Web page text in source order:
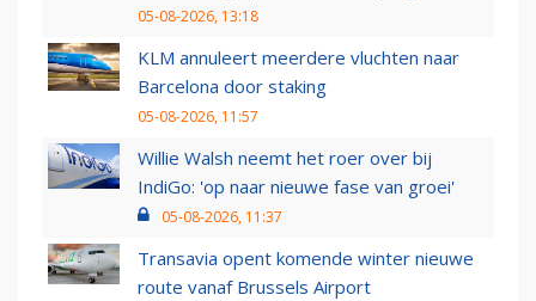
05-08-2026, 13:18
KLM annuleert meerdere vluchten naar
Barcelona door staking
05-08-2026, 11:57
Willie Walsh neemt het roer over bij
IndiGo: 'op naar nieuwe fase van groei'
05-08-2026, 11:37
Transavia opent komende winter nieuwe
route vanaf Brussels Airport